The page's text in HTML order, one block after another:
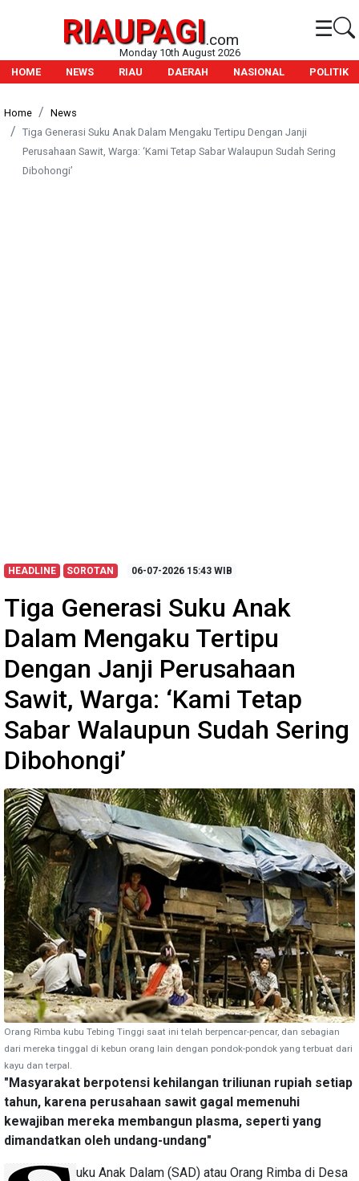
RIAUPAGI.com ☰
Monday 10th August 2026
HOME
NEWS RIAU DAERAH NASIONAL POLITIK
Home
News
Tiga Generasi Suku Anak Dalam Mengaku Tertipu Dengan Janji
Perusahaan Sawit, Warga: ‘Kami Tetap Sabar Walaupun Sudah Sering
Dibohongi’
HEADLINE SOROTAN 06-07-202615:43 WIB
Tiga Generasi Suku Anak
Dalam Mengaku Tertipu
Dengan Janji Perusahaan
Sawit, Warga: ‘Kami Tetap
Sabar Walaupun Sudah Sering
Dibohongi’
Orang Rimba kubu Tebing Tinggi saat ini telah berpencar-pencar, dan sebagian
dari mereka tinggal di kebun orang lain dengan pondok-pondok yang terbuat dari
kayu dan terpal.
"Masyarakat berpotensi kehilangan triliunan rupiah setiap
tahun, karena perusahaan sawit gagal memenuhi
kewajiban mereka membangun plasma, seperti yang
dimandatkan oleh undang-undang"
uku Anak Dalam (SAD) atau Orang Rimba di Desa